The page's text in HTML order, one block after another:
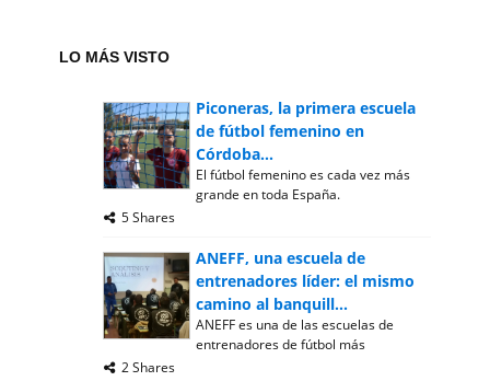
LO MÁS VISTO
Piconeras, la primera escuela
de fútbol femenino en
Córdoba...
El fútbol femenino es cada vez más
grande en toda España.
5 Shares
ANEFF, una escuela de
entrenadores líder: el mismo
camino al banquill...
ANEFF es una de las escuelas de
entrenadores de fútbol más
2 Shares